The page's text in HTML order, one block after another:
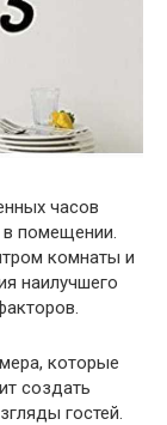
часов
помещении.
комнаты и
наилучшего
которые
создать
гостей.